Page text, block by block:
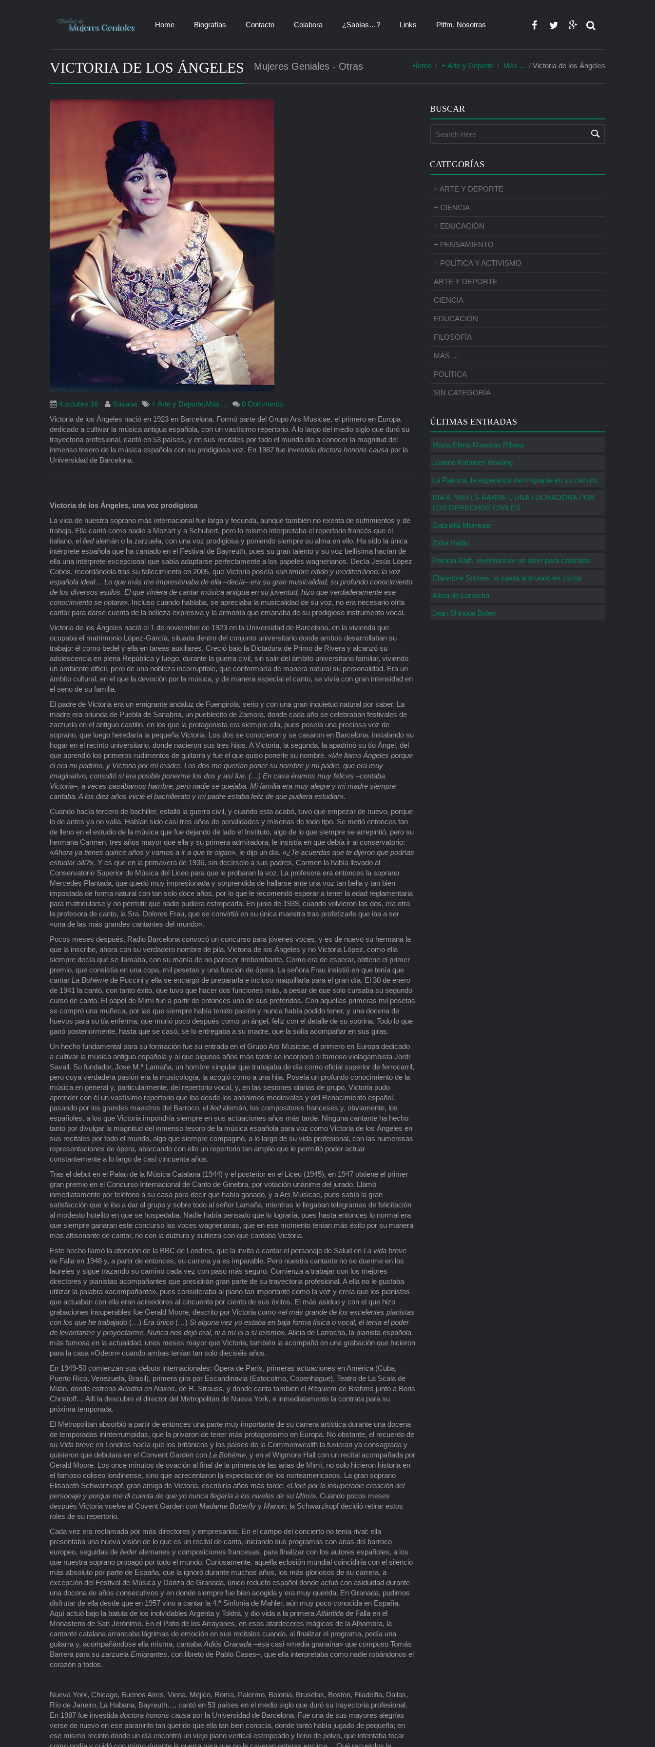
Home Biografías Contacto Colabora ¿Sabías…? Links Pltfm. Nosotras
VICTORIA DE LOS ÁNGELES Mujeres Geniales - Otras Home + Arte y Deporte Más ... Victoria de los Ángeles
4.octubre.16 Susana + Arte y Deporte,Más ...
0 Comments
Victoria de los Ángeles nació en 1923 en Barcelona. Formó parte del Grupo Ars Musicae, el primero en Europa
dedicado a cultivar la música antigua española, con un vastísimo repertorio. A lo largo del medio siglo que duró su
trayectoria profesional, cantó en 53 países, y en sus recitales por todo el mundo dio a conocer la magnitud del
inmenso tesoro de la música española con su prodigiosa voz. En 1987 fue investida doctora honoris causa por la
Universidad de Barcelona.
Victoria de los Ángeles, una voz prodigiosa
La vida de nuestra soprano más internacional fue larga y fecunda, aunque también no exenta de sufrimientos y de
trabajo. Ella cantó como nadie a Mozart y a Schubert, pero lo mismo interpretaba el repertorio francés que el
italiano, el liedalemán o la zarzuela, con una voz prodigiosa y poniendo siempre su alma en ello. Ha sido la única
intérprete española que ha cantado en el Festival de Bayreuth, pues su gran talento y su voz bellísima hacían de
ella una intérprete excepcional que sabía adaptarse perfectamente a los papeles wagnerianos. Decía Jesús López
Cobos, recordándola tras su fallecimiento en 2005, que Victoria poseía «un timbre nítido y mediterráneo: la voz
española ideal… Lo que más me impresionaba de ella –decía– era su gran musicalidad, su profundo conocimiento
de los diversos estilos. El que viniera de cantar música antigua en su juventud, hizo que verdaderamente ese
conocimiento se notara». Incluso cuando hablaba, se apreciaba la musicalidad de su voz, no era necesario oírla
cantar para darse cuenta de la belleza expresiva y la armonía que emanaba de su prodigioso instrumento vocal.
Victoria de los Ángeles nació el 1 de noviembre de 1923 en la Universidad de Barcelona, en la vivienda que
ocupaba el matrimonio López-García, situada dentro del conjunto universitario donde ambos desarrollaban su
trabajo: él como bedel y ella en tareas auxiliares. Creció bajo la Dictadura de Primo de Rivera y alcanzó su
adolescencia en plena República y luego, durante la guerra civil, sin salir del ámbito universitario familiar, viviendo
un ambiente difícil, pero de una nobleza incorruptible, que conformaría de manera natural su personalidad. Era un
ámbito cultural, en el que la devoción por la música, y de manera especial el canto, se vivía con gran intensidad en
el seno de su familia.
El padre de Victoria era un emigrante andaluz de Fuengirola, serio y con una gran inquietud natural por saber. La
madre era oriunda de Puebla de Sanabria, un pueblecito de Zamora, donde cada año se celebraban festivales de
zarzuela en el antiguo castillo, en los que la protagonista era siempre ella, pues poseía una preciosa voz de
soprano, que luego heredaría la pequeña Victoria. Los dos se conocieron y se casaron en Barcelona, instalando su
hogar en el recinto universitario, donde nacieron sus tres hijos. A Victoria, la segunda, la apadrinó su tío Ángel, del
que aprendió los primeros rudimentos de guitarra y fue el que quiso ponerle su nombre. «Me llamo Ángeles porque
él era mi padrino, y Victoria por mi madre. Los dos me querían poner su nombre y mi padre, que era muy
imaginativo, consultó si era posible ponerme los dos y así fue. (…) En casa éramos muy felices –contaba
Victoria–, a veces pasábamos hambre, pero nadie se quejaba. Mi familia era muy alegre y mi madre siempre
cantaba. A los diez años inicié el bachillerato y mi padre estaba feliz de que pudiera estudiar».
Cuando hacía tercero de bachiller, estalló la guerra civil, y cuando esta acabó, tuvo que empezar de nuevo, porque
lo de antes ya no valía. Habían sido casi tres años de penalidades y miserias de todo tipo. Se metió entonces tan
de lleno en el estudio de la música que fue dejando de lado el Instituto, algo de lo que siempre se arrepintió, pero su
hermana Carmen, tres años mayor que ella y su primera admiradora, le insistía en que debía ir al conservatorio:
«Ahora ya tienes quince años y vamos a ir a que te oigan», le dijo un día. «¿Te acuerdas que te dijeron que podrías
estudiar allí?». Y es que en la primavera de 1936, sin decírselo a sus padres, Carmen la había llevado al
Conservatorio Superior de Música del Liceo para que le probaran la voz. La profesora era entonces la soprano
Mercedes Plantada, que quedó muy impresionada y sorprendida de hallarse ante una voz tan bella y tan bien
impostada de forma natural con tan solo doce años, por lo que le recomendó esperar a tener la edad reglamentaria
para matricularse y no permitir que nadie pudiera estropearla. En junio de 1939, cuando volvieron las dos, era otra
la profesora de canto, la Sra. Dolores Frau, que se convirtió en su única maestra tras profetizarle que iba a ser
«una de las más grandes cantantes del mundo».
Pocos meses después, Radio Barcelona convocó un concurso para jóvenes voces, y es de nuevo su hermana la
que la inscribe, ahora con su verdadero nombre de pila, Victoria de los Ángeles y no Victoria López, como ella
siempre decía que se llamaba, con su manía de no parecer rimbombante. Como era de esperar, obtiene el primer
premio, que consistía en una copa, mil pesetas y una función de ópera. La señora Frau insistió en que tenía que
cantar La Bohème de Puccini y ella se encargó de prepararla e incluso maquillarla para el gran día. El 30 de enero
de 1941 la cantó, con tanto éxito, que tuvo que hacer dos funciones más, a pesar de que solo cursaba su segundo
curso de canto. El papel de Mimí fue a partir de entonces uno de sus preferidos. Con aquellas primeras mil pesetas
se compró una muñeca, por las que siempre había tenido pasión y nunca había podido tener, y una docena de
huevos para su tía enferma, que murió poco después como un ángel, feliz con el detalle de su sobrina. Todo lo que
ganó posteriormente, hasta que se casó, se lo entregaba a su madre, que la solía acompañar en sus giras.
Un hecho fundamental para su formación fue su entrada en el Grupo Ars Musicae, el primero en Europa dedicado
a cultivar la música antigua española y al que algunos años más tarde se incorporó el famoso violagambista Jordi
Savall. Su fundador, Jose M.ª Lamaña, un hombre singular que trabajaba de día como oficial superior de ferrocarril,
pero cuya verdadera pasión era la musicología, la acogió como a una hija. Poseía un profundo conocimiento de la
música en general y, particularmente, del repertorio vocal, y, en las sesiones diarias de grupo, Victoria pudo
aprender con él un vastísimo repertorio que iba desde los anónimos medievales y del Renacimiento español,
pasando por los grandes maestros del Barroco, el liedalemán, los compositores franceses y, obviamente, los
españoles, a los que Victoria impondría siempre en sus actuaciones años más tarde. Ninguna cantante ha hecho
tanto por divulgar la magnitud del inmenso tesoro de la música española para voz como Victoria de los Ángeles en
sus recitales por todo el mundo, algo que siempre compaginó, a lo largo de su vida profesional, con las numerosas
representaciones de ópera, abarcando con ello un repertorio tan amplio que le permitió poder actuar
constantemente a lo largo de casi cincuenta años.
Tras el debut en el Palau de la Música Catalana (1944) y el posterior en el Liceu (1945), en 1947 obtiene el primer
gran premio en el Concurso Internacional de Canto de Ginebra, por votación unánime del jurado. Llamó
inmediatamente por teléfono a su casa para decir que había ganado, y a Ars Musicae, pues sabía la gran
satisfacción que le iba a dar al grupo y sobre todo al señor Lamaña, mientras le llegaban telegramas de felicitación
al modesto hotelito en que se hospedaba. Nadie había pensado que lo lograría, pues hasta entonces lo normal era
que siempre ganaran este concurso las voces wagnerianas, que en ese momento tenían más éxito por su manera
más altisonante de cantar, no con la dulzura y sutileza con que cantaba Victoria.
Este hecho llamó la atención de la BBC de Londres, que la invita a cantar el personaje de Salud en La vida breve
de Falla en 1948 y, a partir de entonces, su carrera ya es imparable. Pero nuestra cantante no se duerme en los
laureles y sigue trazando su camino cada vez con paso más seguro. Comienza a trabajar con los mejores
directores y pianistas acompañantes que presidirán gran parte de su trayectoria profesional. A ella no le gustaba
utilizar la palabra «acompañante», pues consideraba al piano tan importante como la voz y creía que los pianistas
que actuaban con ella eran acreedores al cincuenta por ciento de sus éxitos. El más asiduo y con el que hizo
grabaciones insuperables fue Gerald Moore, descrito por Victoria como «el más grande de los excelentes pianistas
con los que he trabajado (…) Era único (…) Si alguna vez yo estaba en baja forma física o vocal, él tenía el poder
de levantarme y proyectarme. Nunca nos dejó mal, ni a mí ni a sí mismo». Alicia de Larrocha, la pianista española
más famosa en la actualidad, unos meses mayor que Victoria, también la acompañó en una grabación que hicieron
para la casa «Odeon» cuando ambas tenían tan solo dieciséis años.
En 1949-50 comienzan sus debuts internacionales: Ópera de París, primeras actuaciones en América (Cuba,
Puerto Rico, Venezuela, Brasil), primera gira por Escandinavia (Estocolmo, Copenhague), Teatro de La Scala de
Milán, donde estrena Ariadna en Naxos, de R. Strauss, y donde canta también el Réquiem de Brahms junto a Boris
Christoff… Allí la descubre el director del Metropolitan de Nueva York, e inmediatamente la contrata para su
próxima temporada.
El Metropolitan absorbió a partir de entonces una parte muy importante de su carrera artística durante una docena
de temporadas ininterrumpidas, que la privaron de tener más protagonismo en Europa. No obstante, el recuerdo de
su Vida breve en Londres hacía que los británicos y los países de la Commonwealth la tuvieran ya consagrada y
quisieron que debutara en el Convent Garden con La Bohéme, y en el Wigmore Hall con un recital acompañada por
Gerald Moore. Los once minutos de ovación al final de la primera de las arias de Mimí, no solo hicieron historia en
el famoso coliseo londinense, sino que acrecentaron la expectación de los norteamericanos. La gran soprano
Elisabeth Schwarzkopf, gran amiga de Victoria, escribiría años más tarde: «Lloré por la insuperable creación del
personaje y porque me di cuenta de que yo nunca llegaría a los niveles de su Mimí». Cuando pocos meses
después Victoria vuelve al Covent Garden con Madame Butterfly y Manon, la Schwarzkopf decidió retirar estos
roles de su repertorio.
Cada vez era reclamada por más directores y empresarios. En el campo del concierto no tenía rival: ella
presentaba una nueva visión de lo que es un recital de canto, iniciando sus programas con arias del barroco
europeo, seguidas de liederalemanes y composiciones francesas, para finalizar con los autores españoles, a los
que nuestra soprano propagó por todo el mundo. Curiosamente, aquella eclosión mundial coincidiría con el silencio
más absoluto por parte de España, que la ignoró durante muchos años, los más gloriosos de su carrera, a
excepción del Festival de Música y Danza de Granada, único reducto español donde actuó con asiduidad durante
una docena de años consecutivos y en donde siempre fue bien acogida y era muy querida. En Granada, pudimos
disfrutar de ella desde que en 1957 vino a cantar la 4.ª Sinfonía de Mahler, aún muy poco conocida en España.
Aquí actuó bajo la batuta de los inolvidables Argenta y Toldrá, y dio vida a la primera Atlántida de Falla en el
Monasterio de San Jerónimo. En el Patio de los Arrayanes, en esos atardeceres mágicos de la Alhambra, la
cantante catalana arrancaba lágrimas de emoción en sus recitales cuando, al finalizar el programa, pedía una
guitarra y, acompañándose ella misma, cantaba Adiós Granada –esa casi «media granaína» que compuso Tomás
Barrera para su zarzuela Emigrantes, con libreto de Pablo Cases–, que ella interpretaba como nadie robándonos el
corazón a todos.
Nueva York, Chicago, Buenos Aires, Viena, Méjico, Roma, Palermo, Bolonia, Bruselas, Boston, Filadelfia, Dallas,
Río de Janeiro, La Habana, Bayreuth…, cantó en 53 países en el medio siglo que duró su trayectoria profesional.
En 1987 fue investida doctora honoris causa por la Universidad de Barcelona. Fue una de sus mayores alegrías
verse de nuevo en ese paraninfo tan querido que ella tan bien conocía, donde tanto había jugado de pequeña; en
ese mismo recinto donde un día encontró un viejo piano vertical estropeado y lleno de polvo, que intentaba tocar
BUSCAR
CATEGORÍAS
+ ARTE Y DEPORTE
+ CIENCIA
+ EDUCACIÓN
+ PENSAMIENTO
+ POLÍTICA Y ACTIVISMO
ARTE Y DEPORTE
CIENCIA
EDUCACIÓN
FILOSOFÍA
MÁS …
POLÍTICA
SIN CATEGORÍA
ÚLTIMAS ENTRADAS
María Elena Maseras Ribera
Joanne Kathleen Rowling
La Patrona, la esperanza del migrante en su camino
IDA B. WELLS-BARNET, UNA LUCHADORA POR
LOS DERECHOS CIVILES
Gabriella Morreale
Zaha Hadid
Patricia Bath, inventora de un láser para cataratas
Clärenore Stinnes, la vuelta al mundo en coche
Alicia de Larrocha
Jean Shinoda Bolen